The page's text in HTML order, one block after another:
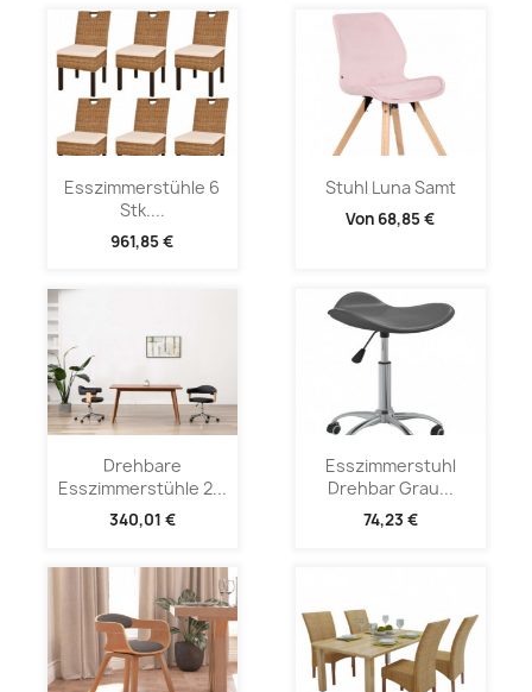
Esszimmerstühle 6
Stk....
961,85 €
Stuhl Luna Samt
Von 68,85 €
Drehbare
Esszimmerstühle 2...
340,01 €
Esszimmerstuhl
Drehbar Grau...
74,23 €